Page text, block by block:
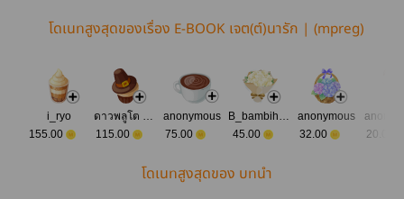
โดเนทสูงสุดของเรื่อง E-BOOK เจต(ต์)นารัก | (mpreg)
i_ryo
155.00
ดาวพลูโต อันไกลโพ้น
115.00
anonymous
75.00
B_bambihyun
45.00
anonymous
32.00
20.00
โดเนทสูงสุดของ บทนำ